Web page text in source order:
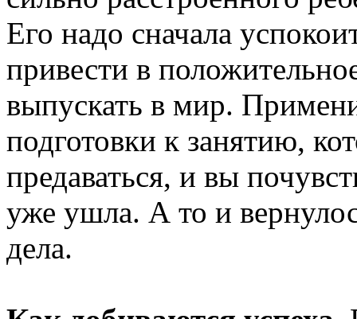
Его надо сначала
привести в
выпускать в мир.
подготовки к занятию,
предаваться, и вы
уже ушла. А то и
дела.